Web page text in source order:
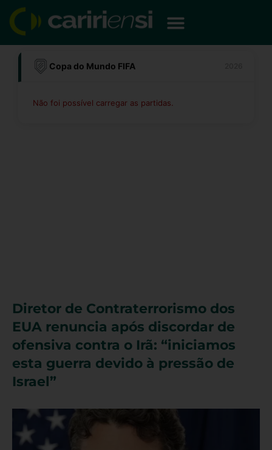
para
conteúdo
Copa do Mundo FIFA
Não foi possível carregar as partidas.
Diretor de Contraterrorismo dos
EUA renuncia após discordar de
ofensiva contra o Irã: “iniciamos
esta guerra devido à pressão de
Israel”